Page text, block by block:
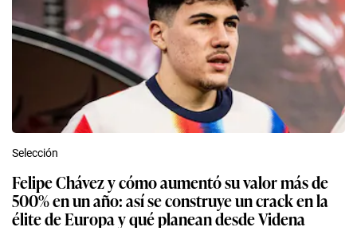
Selección
Felipe Chávez y cómo aumentó su valor más de
500% en un año: así se construye un crack en la
élite de Europa y qué planean desde Videna